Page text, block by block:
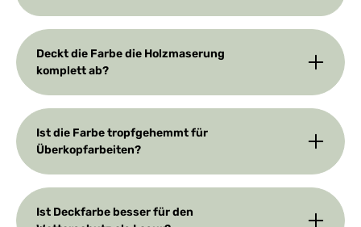
Deckt die Farbe die Holzmaserung
komplett ab?
Ist die Farbe tropfgehemmt für
Überkopfarbeiten?
Ist Deckfarbe besser für den